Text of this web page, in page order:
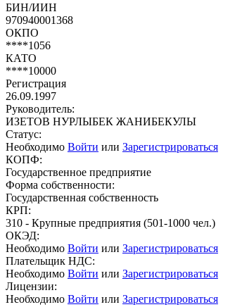
БИН/ИИН
970940001368
ОКПО
****1056
КАТО
****10000
Регистрация
26.09.1997
Руководитель:
ИЗЕТОВ НУРЛЫБЕК ЖАНИБЕКУЛЫ
Статус:
Необходимо Войти или Зарегистрироваться
КОПФ:
Государственное предприятие
Форма собственности:
Государственная собственность
КРП:
310 - Крупные предприятия (501-1000 чел.)
ОКЭД:
Необходимо Войти или Зарегистрироваться
Плательщик НДС:
Необходимо Войти или Зарегистрироваться
Лицензии:
Необходимо Войти или Зарегистрироваться